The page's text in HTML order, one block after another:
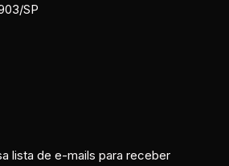
SP
lista de e-mails para receber